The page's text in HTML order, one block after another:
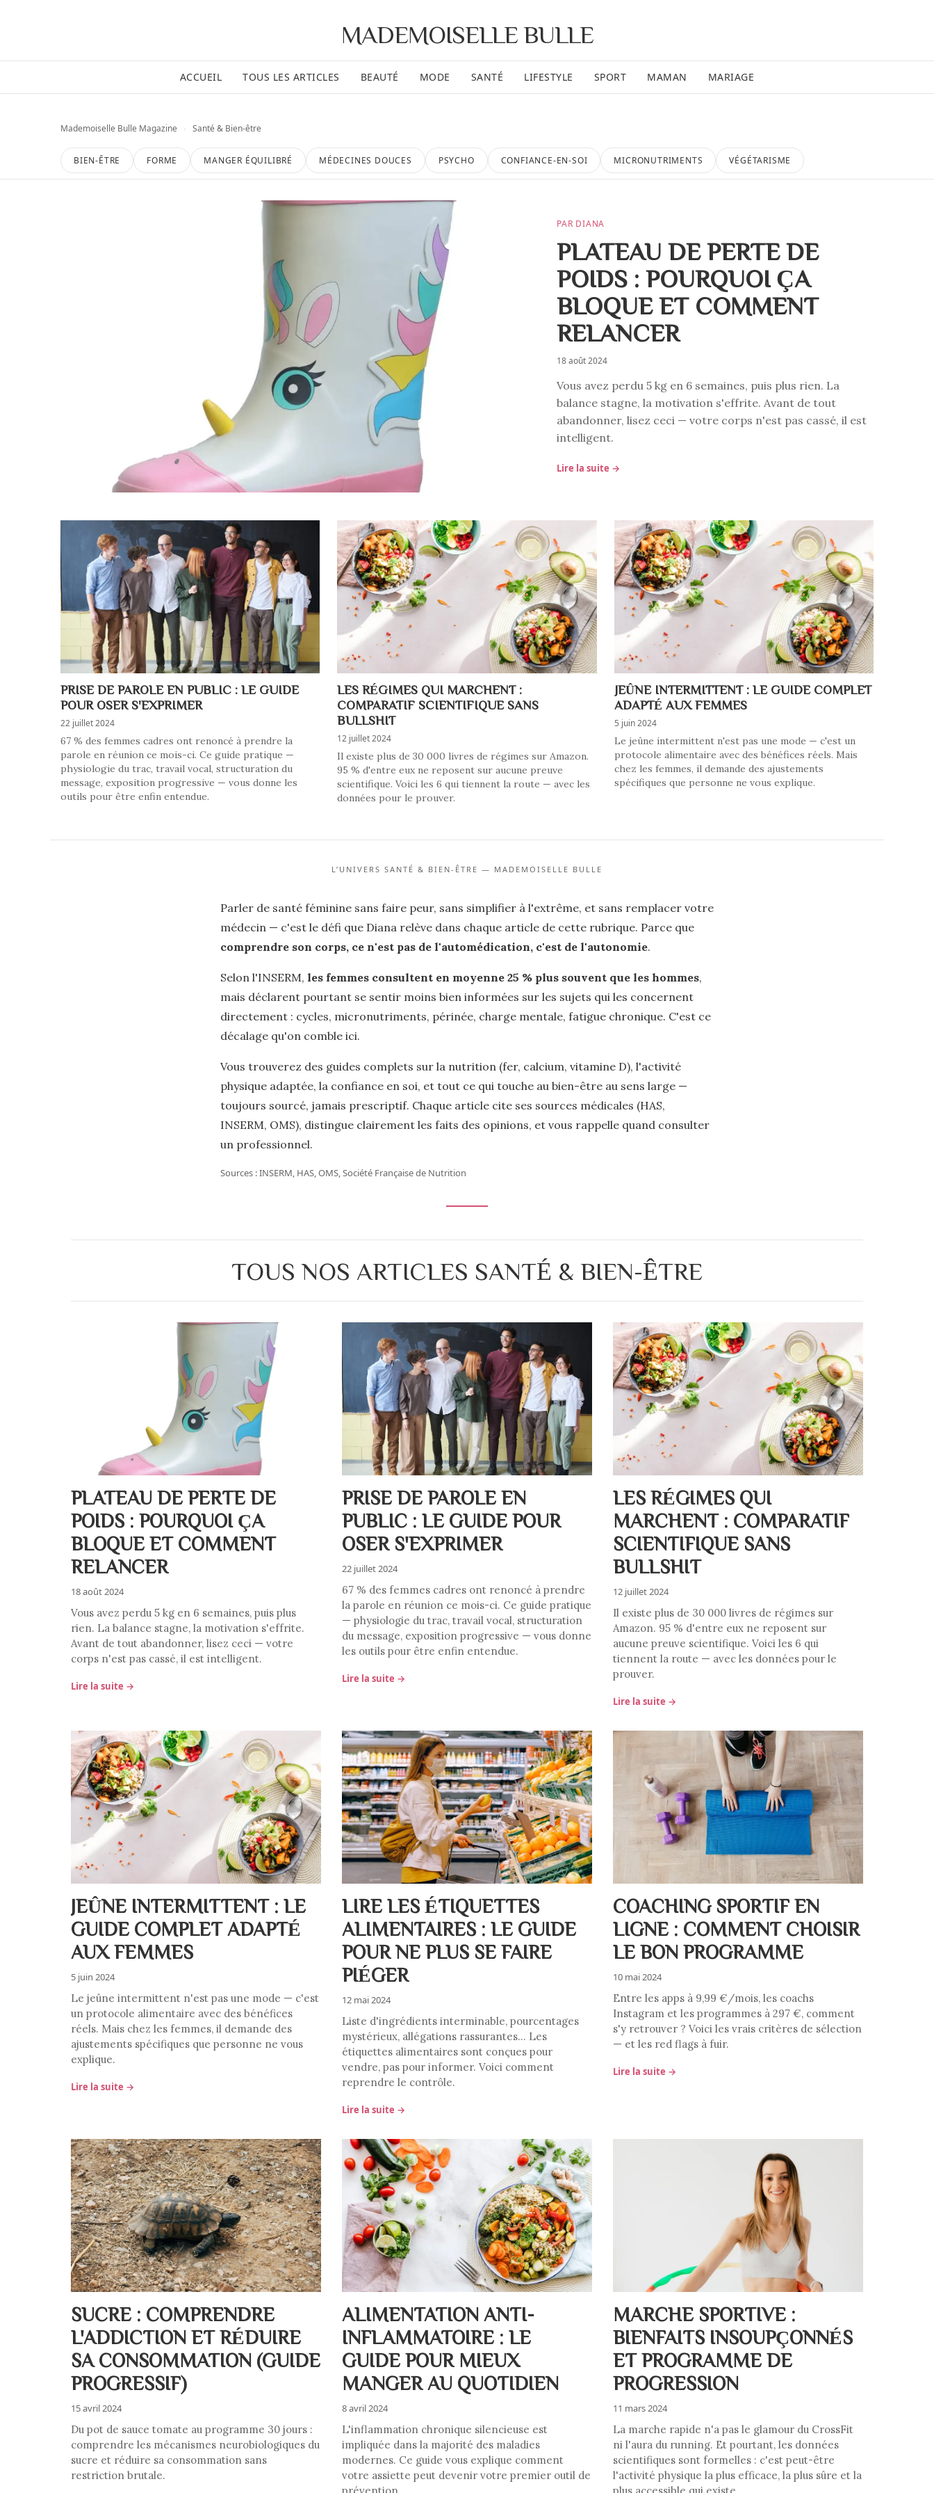
MADEMOISELLE BULLE
ACCUEIL TOUS LES ARTICLES BEAUTÉ MODE SANTÉ LIFESTYLE SPORT MAMAN MARIAGE
Mademoiselle Bulle Magazine Santé & Bien-être
BIEN-ÊTRE FORME MANGER ÉQUILIBRÉ MÉDECINES DOUCES PSYCHO CONFIANCE-EN-SOI MICRONUTRIMENTS VÉGÉTARISME
PAR DIANA
PLATEAU DE PERTE DE
POIDS : POURQUOI ÇA
BLOQUE ET COMMENT
RELANCER
18 août 2024
Vous avez perdu 5 kg en 6 semaines, puis plus rien. La
balance stagne, la motivation s'effrite. Avant de tout
abandonner, lisez ceci — votre corps n'est pas cassé, il est
intelligent.
Lire la suite →
PRISE DE PAROLE EN PUBLIC : LE GUIDE
POUR OSER S'EXPRIMER
22 juillet 2024
67 % des femmes cadres ont renoncé à prendre la
parole en réunion ce mois-ci. Ce guide pratique —
physiologie du trac, travail vocal, structuration du
message, exposition progressive — vous donne les
outils pour être enfin entendue.
LES RÉGIMES QUI MARCHENT :
COMPARATIF SCIENTIFIQUE SANS
BULLSHIT
12 juillet 2024
Il existe plus de 30 000 livres de régimes sur Amazon.
95 % d'entre eux ne reposent sur aucune preuve
scientifique. Voici les 6 qui tiennent la route — avec les
données pour le prouver.
JEÛNE INTERMITTENT : LE GUIDE COMPLET
ADAPTÉ AUX FEMMES
5 juin 2024
Le jeûne intermittent n'est pas une mode — c'est un
protocole alimentaire avec des bénéfices réels. Mais
chez les femmes, il demande des ajustements
spécifiques que personne ne vous explique.
L’UNIVERS SANTÉ & BIEN-ÊTRE — MADEMOISELLE BULLE
Parler de santé féminine sans faire peur, sans simplifier à l'extrême, et sans remplacer votre
médecin — c'est le défi que Diana relève dans chaque article de cette rubrique. Parce que
comprendre son corps, ce n'est pas de l'automédication, c'est de l'autonomie.
Selon l'INSERM, les femmes consultent en moyenne 25 % plus souvent que les hommes,
mais déclarent pourtant se sentir moins bien informées sur les sujets qui les concernent
directement : cycles, micronutriments, périnée, charge mentale, fatigue chronique. C'est ce
décalage qu'on comble ici.
Vous trouverez des guides complets sur la nutrition (fer, calcium, vitamine D), l'activité
physique adaptée, la confiance en soi, et tout ce qui touche au bien-être au sens large —
toujours sourcé, jamais prescriptif. Chaque article cite ses sources médicales (HAS,
INSERM, OMS), distingue clairement les faits des opinions, et vous rappelle quand consulter
un professionnel.
Sources : INSERM, HAS, OMS, Société Française de Nutrition
TOUS NOS ARTICLES SANTÉ & BIEN-ÊTRE
PLATEAU DE PERTE DE
POIDS : POURQUOI ÇA
BLOQUE ET COMMENT
RELANCER
18 août 2024
Vous avez perdu 5 kg en 6 semaines, puis plus
rien. La balance stagne, la motivation s'effrite.
Avant de tout abandonner, lisez ceci — votre
corps n'est pas cassé, il est intelligent.
Lire la suite →
PRISE DE PAROLE EN
PUBLIC : LE GUIDE POUR
OSER S'EXPRIMER
22 juillet 2024
67 % des femmes cadres ont renoncé à prendre
la parole en réunion ce mois-ci. Ce guide pratique
— physiologie du trac, travail vocal, structuration
du message, exposition progressive — vous donne
les outils pour être enfin entendue.
Lire la suite →
LES RÉGIMES QUI
MARCHENT : COMPARATIF
SCIENTIFIQUE SANS
BULLSHIT
12 juillet 2024
Il existe plus de 30 000 livres de régimes sur
Amazon. 95 % d'entre eux ne reposent sur
aucune preuve scientifique. Voici les 6 qui
tiennent la route — avec les données pour le
prouver.
Lire la suite →
JEÛNE INTERMITTENT : LE
GUIDE COMPLET ADAPTÉ
AUX FEMMES
5 juin 2024
Le jeûne intermittent n'est pas une mode — c'est
un protocole alimentaire avec des bénéfices
réels. Mais chez les femmes, il demande des
ajustements spécifiques que personne ne vous
explique.
Lire la suite →
LIRE LES ÉTIQUETTES
ALIMENTAIRES : LE GUIDE
POUR NE PLUS SE FAIRE
PIÉGER
12 mai 2024
Liste d'ingrédients interminable, pourcentages
mystérieux, allégations rassurantes… Les
étiquettes alimentaires sont conçues pour
vendre, pas pour informer. Voici comment
reprendre le contrôle.
Lire la suite →
COACHING SPORTIF EN
LIGNE : COMMENT CHOISIR
LE BON PROGRAMME
10 mai 2024
Entre les apps à 9,99 €/mois, les coachs
Instagram et les programmes à 297 €, comment
s'y retrouver ? Voici les vrais critères de sélection
— et les red flags à fuir.
Lire la suite →
SUCRE : COMPRENDRE
L'ADDICTION ET RÉDUIRE
SA CONSOMMATION (GUIDE
PROGRESSIF)
15 avril 2024
Du pot de sauce tomate au programme 30 jours :
comprendre les mécanismes neurobiologiques du
sucre et réduire sa consommation sans
restriction brutale.
ALIMENTATION ANTI-
INFLAMMATOIRE : LE
GUIDE POUR MIEUX
MANGER AU QUOTIDIEN
8 avril 2024
L'inflammation chronique silencieuse est
impliquée dans la majorité des maladies
modernes. Ce guide vous explique comment
votre assiette peut devenir votre premier outil de
MARCHE SPORTIVE :
BIENFAITS INSOUPÇONNÉS
ET PROGRAMME DE
PROGRESSION
11 mars 2024
La marche rapide n'a pas le glamour du CrossFit
ni l'aura du running. Et pourtant, les données
scientifiques sont formelles : c'est peut-être
l'activité physique la plus efficace, la plus sûre et la